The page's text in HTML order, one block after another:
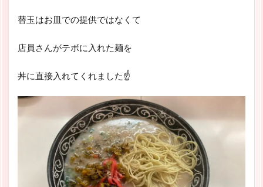
替玉はお皿での提供ではなくて
店員さんがテボに入れた麺を
丼に直接入れてくれました☝